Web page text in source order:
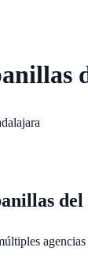
del
agencias